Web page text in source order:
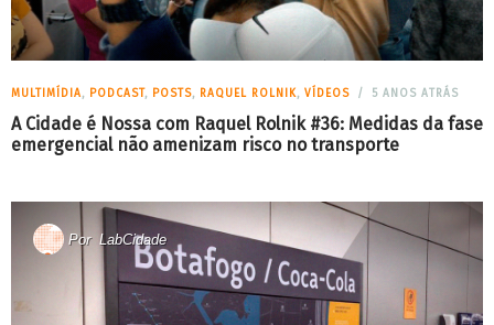
MULTIMÍDIA, PODCAST , POSTS, RAQUEL ROLNIK, VÍDEOS 5 ANOS ATRÁS
A Cidade é Nossa com Raquel Rolnik #36: Medidas da fase
emergencial não amenizam risco no transporte
Por LabCidade